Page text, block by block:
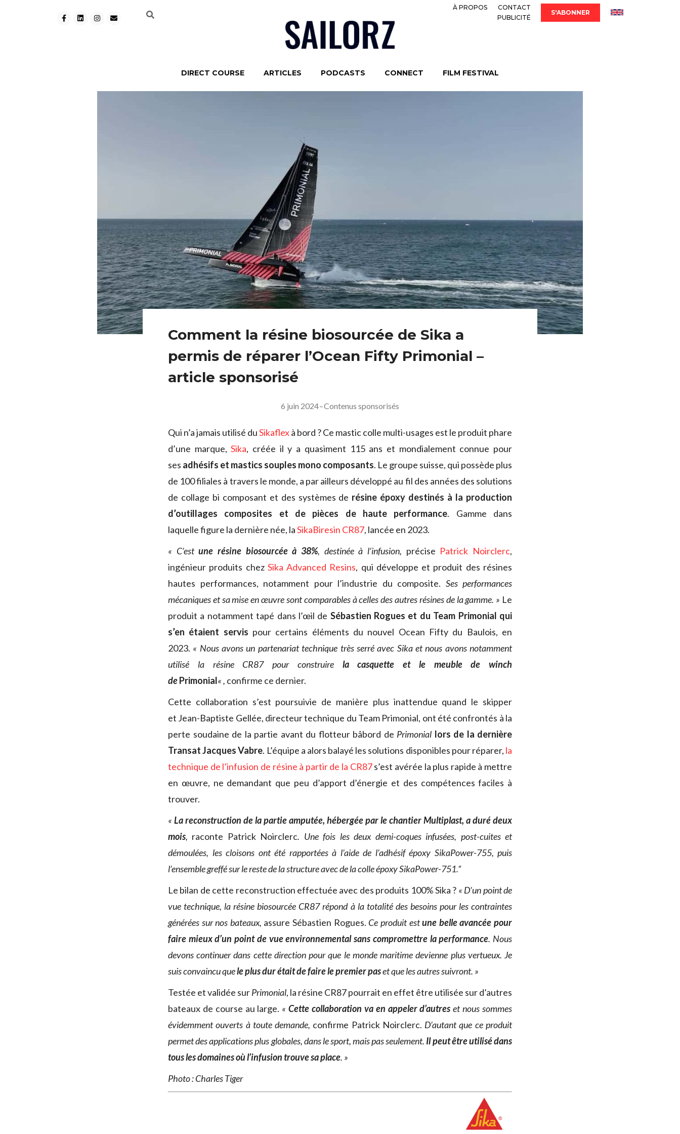
À PROPOS
CONTACT
PUBLICITÉ
S'ABONNER
DIRECT COURSE ARTICLES PODCASTS CONNECT FILM FESTIVAL
Comment la résine biosourcée de Sika a
permis de réparer l’Ocean Fifty Primonial –
article sponsorisé
6 juin 2024–Contenus sponsorisés
Qui n’a jamais utilisé duSikaflexà bord ? Ce mastic colle multi-usages est le produit phare
d’une marque,Sika, créée il y a quasiment 115 ans et mondialement connue pour
ses adhésifs et mastics souples mono composants. Le groupe suisse, qui possède plus
de 100 filiales à travers le monde, a par ailleurs développé au fil des années des solutions
de collage bi composant et des systèmes de résine époxy destinés à la production
d’outillages composites et de pièces de haute performance. Gamme dans
laquelle figure la dernière née, laSikaBiresin CR87, lancée en 2023.
« C’estune résine biosourcée à 38%, destinée à l’infusion, précise Patrick Noirclerc,
ingénieur produits chez Sika Advanced Resins, qui développe et produit des résines
hautes performances, notamment pour l’industrie du composite. Ses performances
mécaniques et sa mise en œuvre sont comparables à celles des autres résines de la gamme. » Le
produit a notamment tapé dans l’œil de Sébastien Rogues et du Team Primonial qui
s’en étaient servis pour certains éléments du nouvel Ocean Fifty du Baulois, en
2023. « Nous avons un partenariat technique très serré avec Sika et nous avons notamment
utilisé la résine CR87 pour construire la casquette et le meuble de winch
dePrimonial« , confirme ce dernier.
Cette collaboration s’est poursuivie de manière plus inattendue quand le skipper
et Jean-Baptiste Gellée, directeur technique du Team Primonial, ont été confrontés à la
perte soudaine de la partie avant du flotteur bâbord de Primonial lors de la dernière
Transat Jacques Vabre. L’équipe a alors balayé les solutions disponibles pour réparer, la
technique de l’infusion de résine à partir de la CR87s’est avérée la plus rapide à mettre
en œuvre, ne demandant que peu d’apport d’énergie et des compétences faciles à
trouver.
« La reconstruction de la partie amputée, hébergée par le chantier Multiplast, a duré deux
mois, raconte Patrick Noirclerc. Une fois les deux demi-coques infusées, post-cuites et
démoulées, les cloisons ont été rapportées à l’aide de l’adhésif époxy SikaPower-755, puis
l’ensemble greffé sur le reste de la structure avec de la colle époxy SikaPower-751.”
Le bilan de cette reconstruction effectuée avec des produits 100% Sika ? « D’un point de
vue technique, la résine biosourcée CR87 répond à la totalité des besoins pour les contraintes
générées sur nos bateaux, assure Sébastien Rogues. Ce produit estune belle avancée pour
faire mieux d’un point de vue environnemental sans compromettre la performance. Nous
devons continuer dans cette direction pour que le monde maritime devienne plus vertueux. Je
suis convaincu quele plus dur était de faire le premier paset que les autres suivront. »
Testée et validée surPrimonial, la résine CR87 pourrait en effet être utilisée sur d’autres
bateaux de course au large. «Cette collaboration va en appeler d’autres et nous sommes
évidemment ouverts à toute demande, confirme Patrick Noirclerc. D’autant que ce produit
permet des applications plus globales, dans le sport, mais pas seulement. Il peut être utilisé dans
tous les domaines où l’infusion trouve sa place. »
Photo : Charles Tiger